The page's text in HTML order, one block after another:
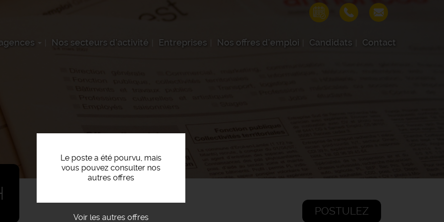
Nos secteurs d'activité Entreprises Nos offres d'emploi Candidats Contact
Le poste a été pourvu, mais
vous pouvez consulter nos
autres offres
Voir les autres offres
POSTULEZ